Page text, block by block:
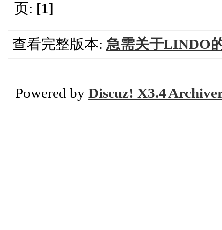
页: [1]
查看完整版本: 急需关于LINDO
Powered by Discuz! X3.4